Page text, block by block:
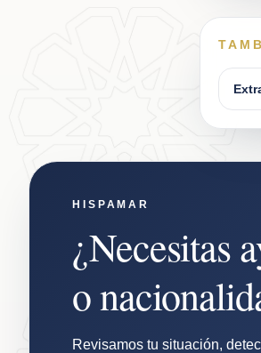
HISPAMAR
¿Necesitas
o
Revisamos tu situación,